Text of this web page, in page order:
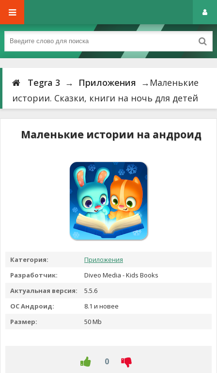
Tegra 3 → Приложения →Маленькие
истории. Сказки, книги на ночь для детей
Маленькие истории на андроид
Категория:
Приложения
Разработчик:
Diveo Media - Kids Books
Актуальная версия:
5.5.6
ОС Андроид:
8.1 и новее
Размер:
50 Mb
0